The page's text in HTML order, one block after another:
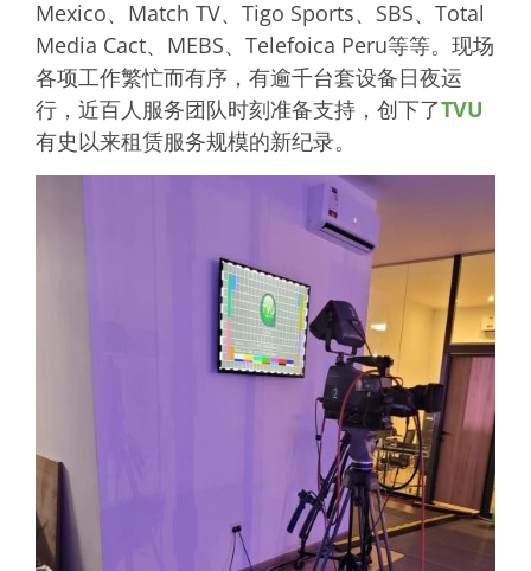
Mexico、Match TV、Tigo Sports、SBS、Total
Media Cact、MEBS、Telefoica Peru等等。现场
各项工作繁忙而有序，有逾千台套设备日夜运
行，近百人服务团队时刻准备支持，创下了TVU
有史以来租赁服务规模的新纪录。